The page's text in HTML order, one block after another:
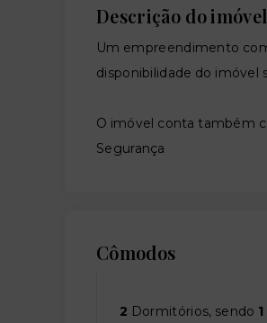
Descrição do imóvel
Um empreendimento
disponibilidade do imóvel
O imóvel conta também
Segurança
Cômodos
2 Dormitórios, sendo 1